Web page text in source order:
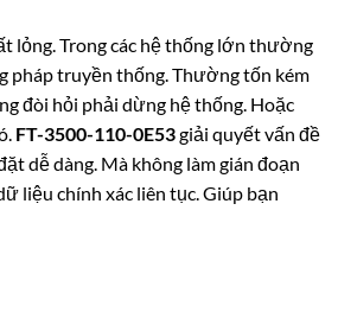
lỏng. Trong các hệ thống lớn thường
pháp truyền thống. Thường tốn kém
đòi hỏi phải dừng hệ thống. Hoặc
FT-3500-110-0E53giải quyết vấn đề
dễ dàng. Mà không làm gián đoạn
liệu chính xác liên tục. Giúp bạn